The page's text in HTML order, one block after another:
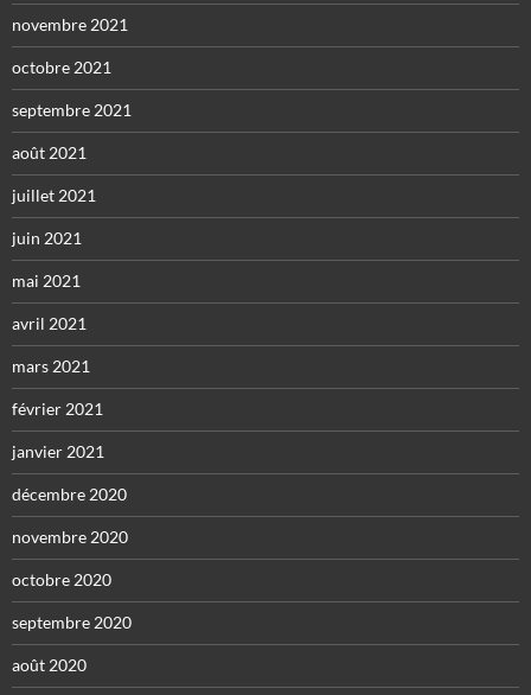
novembre 2021
octobre 2021
septembre 2021
août 2021
juillet 2021
juin 2021
mai 2021
avril 2021
mars 2021
février 2021
janvier 2021
décembre 2020
novembre 2020
octobre 2020
septembre 2020
août 2020